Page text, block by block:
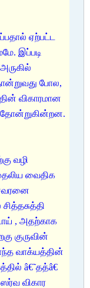
ஏற்பட்ட
இப்படி
போல,
விகாரமான
தோன்றுகின்றன.
வழி
வைதிக
, அதற்காக
குருவின்
வாக்யத்தின்
â€˜தத்â€
விகார